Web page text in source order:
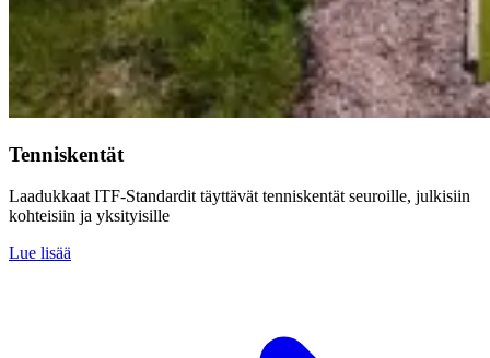
Tenniskentät
Laadukkaat ITF-Standardit täyttävät tenniskentät seuroille, julkisiin
kohteisiin ja yksityisille
Lue lisää